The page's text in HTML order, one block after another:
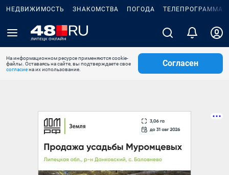
НЕДВИЖИМОСТЬ ЗНАКОМСТВА ПОГОДА ТЕЛЕПРОГРАММА
На информационном ресурсе применяются cookie-
файлы. Оставаясь на сайте, вы подтверждаете свое
согласиена их использование.
Согласен